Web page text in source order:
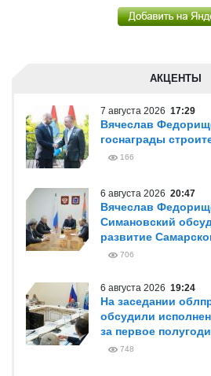
АКЦЕНТЫ
7 августа 2026 17:29
Вячеслав
госнаграды
166
6 августа 2026 20:47
Вячеслав
Симановский
развитие
706
6 августа 2026 19:24
На заседании
обсудили
за первое
748